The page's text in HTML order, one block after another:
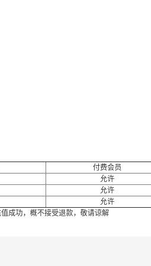
付费会员
允许
允许
允许
成功，概不接受退款，敬请谅解